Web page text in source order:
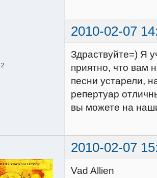
2010-02-07
2
Здраствуйте=) Я
приятно, что вам
песни устарели,
репертуар
вы можете на
2010-02-07
Vad Allien